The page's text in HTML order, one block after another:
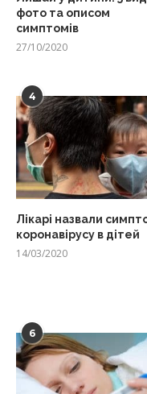
фото та описом
симптомів
27/10/2020
4
Лікарі назвали
коронавірусу в дітей
14/03/2020
6